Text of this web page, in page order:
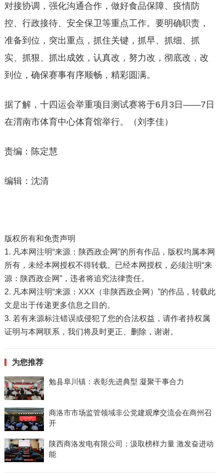
对接协调，强化沟通合作，做好食品保障、疫情防
控、行政接待、安全保卫等重点工作。要明确职责，
准备到位，突出重点，抓住关键，抓早、抓细、抓
实、抓狠、抓出成效，认真改，努力改，彻底改，改
到位，确保赛事有序顺畅，精彩圆满。
据了解，十四运会举重项目测试赛将于6月3日——7日
在渭南市体育中心体育馆举行。（刘李佳）
责编：陈定慧
编辑：沈清
版权所有和免责声明
1. 凡本网注明“来源：陕西政企网”的所有作品，版权均属本网
所有，未经本网授权不得转载。已经本网授权，必须注明“来
源：陕西政企网”，违者将追究法律责任。
2. 凡本网注明“来源：XXX（非陕西政企网）”的作品，转载此
文是出于传递更多信息之目的。
3. 若有来源标注错误或侵犯了您的合法权益，请作者持权属
证明与本网联系，我们将及时更正、删除，谢谢。
为您推荐
勉县阜川镇：表彰先进典型 凝聚干事合力
商洛市市场监管领域非公党建观摩交流会在商州召
开
陕西商洛发电有限公司：汲取榜样力量 激发奋进动
能